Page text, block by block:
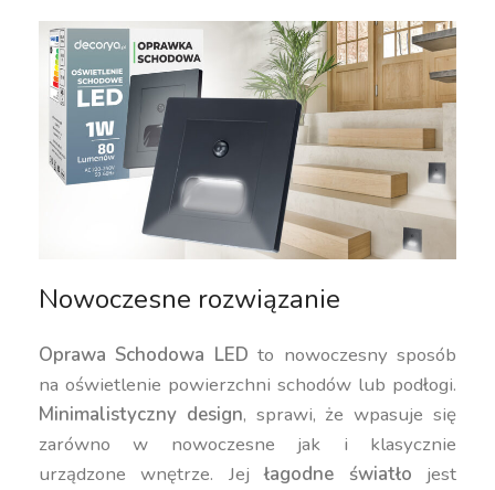
Nowoczesne rozwiązanie
Oprawa Schodowa LED to nowoczesny sposób
na oświetlenie powierzchni schodów lub podłogi.
Minimalistyczny design, sprawi, że wpasuje się
zarówno w nowoczesne jak i klasycznie
urządzone wnętrze. Jejłagodne światło jest